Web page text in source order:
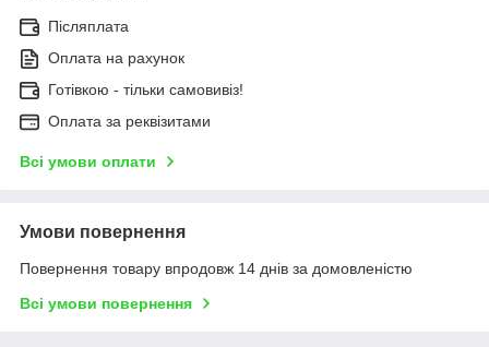
Післяплата
Оплата на рахунок
Готівкою - тільки самовивіз!
Оплата за реквізитами
Всі умови оплати
Умови повернення
Повернення товару впродовж 14 днів за домовленістю
Всі умови повернення